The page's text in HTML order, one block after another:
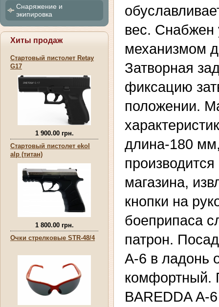
Снаряжение и
экипировка
Хиты продаж
Стартовый пистолет Retay
G17
1 900.00 грн.
Стартовый пистолет ekol
alp (титан)
1 800.00 грн.
Очки стрелковые STR-48/4
вес. Снабжен
механизмом
Затворная
фиксацию
положении.
длина-180
магазина,
кнопки на
боеприпаса
патрон.
А-6 в ладонь
комфортный.
BAREDDA А-